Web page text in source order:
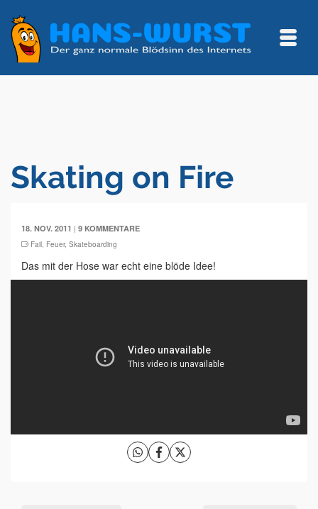
Skating on Fire
18. NOV. 2011 | 9 KOMMENTARE
Fail, Feuer, Skateboarding
Das mit der Hose war echt eine blöde Idee!